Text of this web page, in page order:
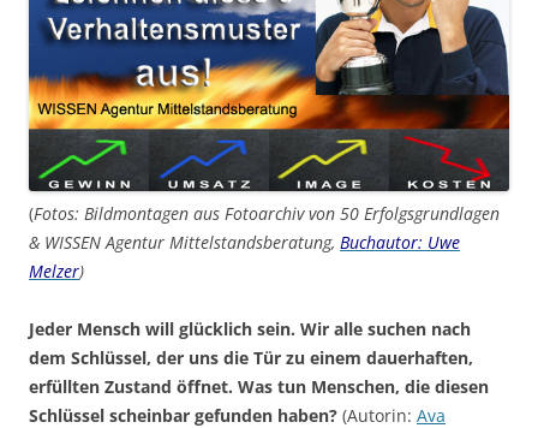
(Fotos: Bildmontagen aus Fotoarchiv von 50 Erfolgsgrundlagen
& WISSEN Agentur Mittelstandsberatung, Buchautor: Uwe
Melzer)
Jeder Mensch will glücklich sein. Wir alle suchen nach
dem Schlüssel, der uns die Tür zu einem dauerhaften,
erfüllten Zustand öffnet. Was tun Menschen, die diesen
Schlüssel scheinbar gefunden haben? (Autorin: Ava